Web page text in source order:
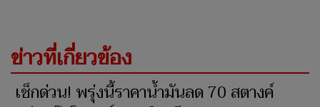
ข่าวที่เกี่ยวข้อง
เช็กด่วน! พรุ่งนี้ราคาน้ำมันลด 70 สตางค์